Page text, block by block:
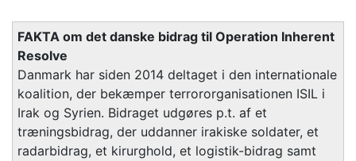
FAKTA om det danske bidrag til Operation Inherent
Resolve
Danmark har siden 2014 deltaget i den internationale
koalition, der bekæmper terrororganisationen ISIL i
Irak og Syrien. Bidraget udgøres p.t. af et
træningsbidrag, der uddanner irakiske soldater, et
radarbidrag, et kirurghold, et logistik-bidrag samt